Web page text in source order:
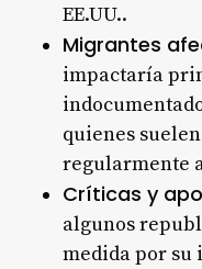
EE.UU..
Migrantes
impactaría
quienes
regularmente
Críticas y
algunos
medida por su